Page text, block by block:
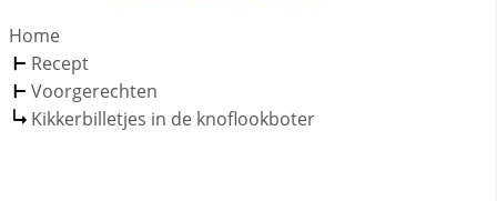
Home
Recept
Voorgerechten
Kikkerbilletjes in de knoflookboter